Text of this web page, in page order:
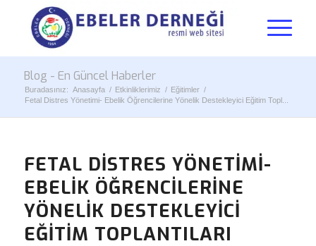
Blog - En Güncel Haberler
Buradasınız: Anasayfa / Etkinliklerimiz / Eğitimler /
Fetal Distres Yönetimi- Ebelik Öğrencilerine Yönelik Destekleyici Eğitim Topl...
FETAL DISTRES YÖNETIMI-
EBELIK ÖĞRENCILERINE
YÖNELIK DESTEKLEYICI
EĞITIM TOPLANTILARI